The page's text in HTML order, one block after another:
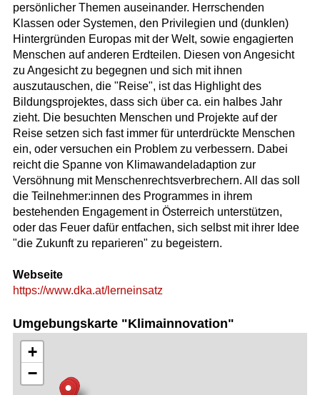
persönlicher Themen auseinander. Herrschenden
Klassen oder Systemen, den Privilegien und (dunklen)
Hintergründen Europas mit der Welt, sowie engagierten
Menschen auf anderen Erdteilen. Diesen von Angesicht
zu Angesicht zu begegnen und sich mit ihnen
auszutauschen, die "Reise", ist das Highlight des
Bildungsprojektes, dass sich über ca. ein halbes Jahr
zieht. Die besuchten Menschen und Projekte auf der
Reise setzen sich fast immer für unterdrückte Menschen
ein, oder versuchen ein Problem zu verbessern. Dabei
reicht die Spanne von Klimawandeladaption zur
Versöhnung mit Menschenrechtsverbrechern. All das soll
die Teilnehmer:innen des Programmes in ihrem
bestehenden Engagement in Österreich unterstützen,
oder das Feuer dafür entfachen, sich selbst mit ihrer Idee
"die Zukunft zu reparieren" zu begeistern.
Webseite
https://www.dka.at/lerneinsatz
Umgebungskarte "Klimainnovation"
+
−